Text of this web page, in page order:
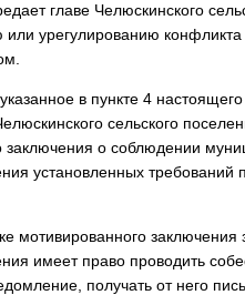
главе Челюскинского
урегулированию
в пункте 4
сельского
заключения о соблюдении
установленных
мотивированного
имеет право проводить
получать от него